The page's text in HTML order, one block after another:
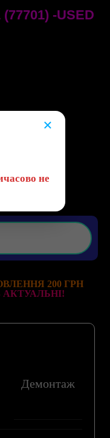
-USED
200 ГРН
АКТУАЛЬНІ!
Демонтаж
×
не